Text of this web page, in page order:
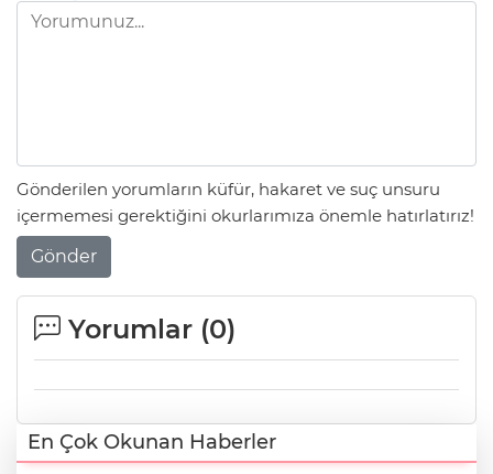
Gönderilen yorumların küfür, hakaret ve suç unsuru
içermemesi gerektiğini okurlarımıza önemle hatırlatırız!
Gönder
Yorumlar (0)
En Çok Okunan Haberler